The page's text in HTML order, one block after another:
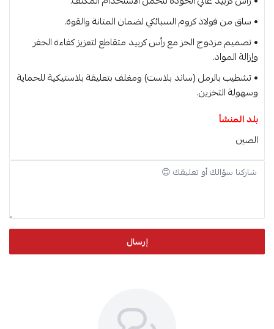
• ساق من فولاذ كروم السبائكي لضمان المتانة والقوة.
• تصميم مزدوج الحز مع رأس كربيد متقاطع لتعزيز كفاءة الحفر
وإزالة المواد.
• تشطيب بالرمل (ساند بلاست) ومغلف بتعليقة بلاستيكية للحماية
وسهولة التخزين.
بلد المنشأ
الصين
إرسال